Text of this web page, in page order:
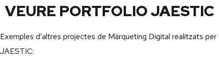
VEURE PORTFOLIO JAESTIC
Exemples d’altres projectes de Màrqueting Digital realitzats per
JAESTIC: